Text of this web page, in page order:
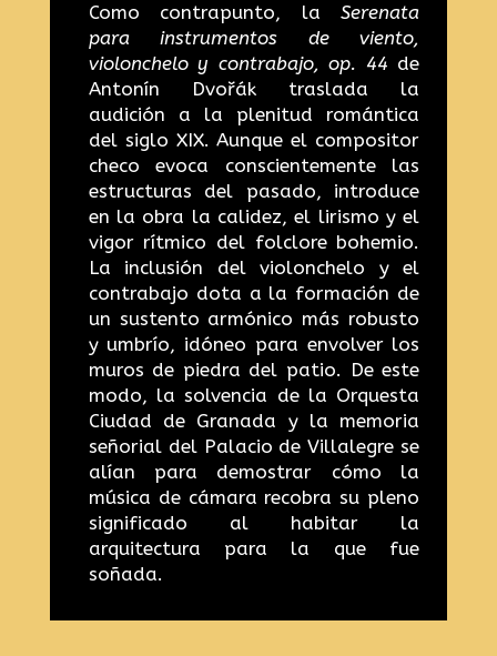
Como contrapunto, laSerenata
para instrumentos de viento,
violonchelo y contrabajo, op. 44 de
Antonín Dvořák traslada la
audición a la plenitud romántica
del siglo XIX. Aunque el compositor
checo evoca conscientemente las
estructuras del pasado, introduce
en la obra la calidez, el lirismo y el
vigor rítmico del folclore bohemio.
La inclusión del violonchelo y el
contrabajo dota a la formación de
un sustento armónico más robusto
y umbrío, idóneo para envolver los
muros de piedra del patio. De este
modo, la solvencia de la Orquesta
Ciudad de Granada y la memoria
señorial del Palacio de Villalegre se
alían para demostrar cómo la
música de cámara recobra su pleno
significado al habitar la
arquitectura para la que fue
soñada.